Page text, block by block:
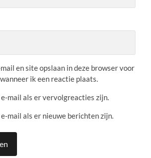
en site opslaan in deze browser voor
ik een reactie plaats.
mail als er vervolgreacties zijn.
mail als er nieuwe berichten zijn.